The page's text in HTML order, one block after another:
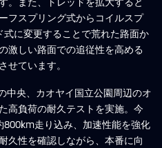
フスプリング式からコイルスプ
に変更することで荒れた路面か
激しい路面での追従性を高める
せています。
中央、カオヤイ国立公園周辺のオ
高負荷の耐久テストを実施。今
走り込み、加速性能を強化
久性を確認しながら、本番に向